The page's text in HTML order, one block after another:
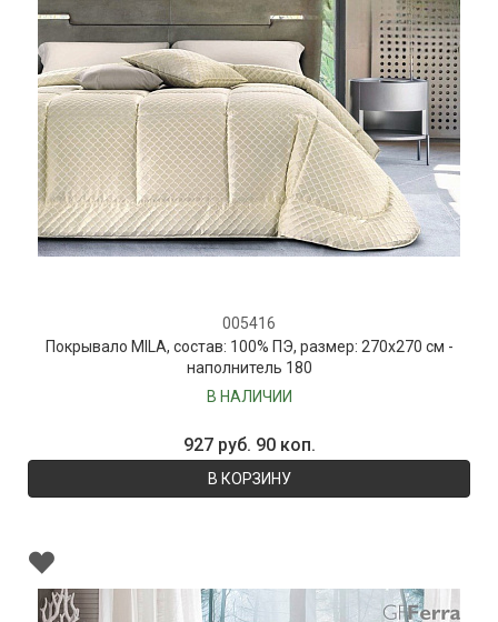
005416
Покрывало MILA, состав: 100% ПЭ, размер: 270х270 см -
наполнитель 180
В НАЛИЧИИ
927 руб. 90 коп.
В КОРЗИНУ